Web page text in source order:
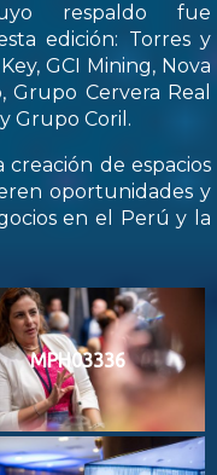
respaldo fue
edición: Torres y
GCI Mining, Nova
Grupo Cervera Real
Grupo Coril.
de espacios
oportunidades y
en el Perú y la
MPH03336